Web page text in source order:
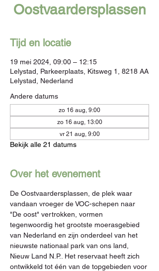
Oostvaardersplassen
Tijd en locatie
19 mei 2024, 09:00 – 12:15
Lelystad, Parkeerplaats, Kitsweg 1, 8218 AA
Lelystad, Nederland
Andere datums
zo 16 aug, 9:00
zo 16 aug, 13:00
vr 21 aug, 9:00
Bekijk alle 21 datums
Over het evenement
De Oostvaardersplassen, de plek waar
vandaan vroeger de VOC-schepen naar
"De oost" vertrokken, vormen
tegenwoordig het grootste moerasgebied
van Nederland en zijn onderdeel van het
nieuwste nationaal park van ons land,
Nieuw Land N.P.. Het reservaat heeft zich
ontwikkeld tot één van de topgebieden voor